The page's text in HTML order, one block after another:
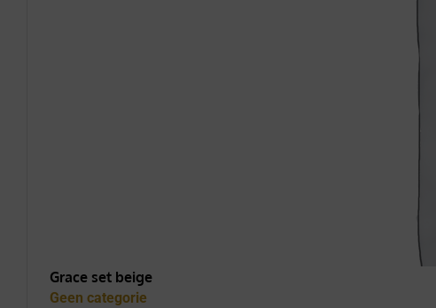
Grace set beige
Geen categorie